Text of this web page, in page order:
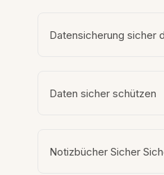
Datensicherung sicher
Daten sicher schützen
Notizbücher Sicher